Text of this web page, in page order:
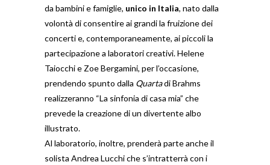
da bambini e famiglie, unico in Italia, nato dalla
volontà di consentire ai grandi la fruizione dei
concerti e, contemporaneamente, ai piccoli la
partecipazione a laboratori creativi. Helene
Taiocchi e Zoe Bergamini, per l’occasione,
prendendo spunto dalla Quartadi Brahms
realizzeranno “La sinfonia di casa mia” che
prevede la creazione di un divertente albo
illustrato.
Al laboratorio, inoltre, prenderà parte anche il
solista Andrea Lucchi che s’intratterrà con i